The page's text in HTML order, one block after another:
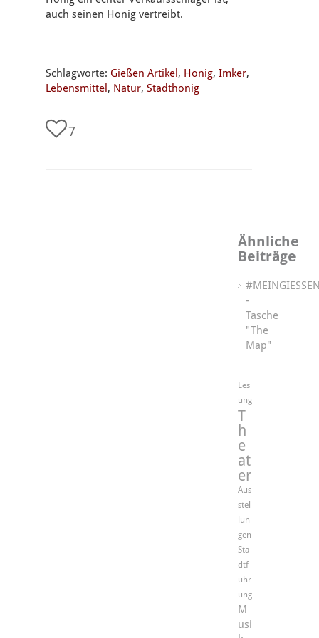
auch seinen Honig vertreibt.
Schlagworte: Gießen Artikel , Honig, Imker,
Lebensmittel , Natur, Stadthonig
7
Ähnliche
Beiträge
-
Tasche
"The
Map"
Les
ung
T
h
e
at
er
Aus
stel
lun
gen
Sta
dtf
ühr
ung
M
usi